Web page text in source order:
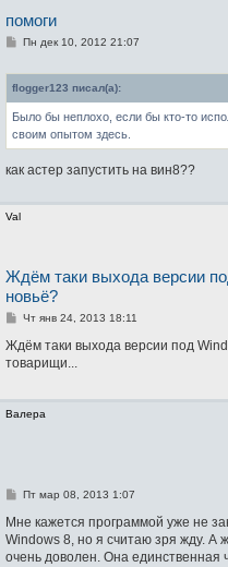
помоги
С
щ
е
н
и
Пн дек 10, 2012 21:07
flogger123 писал(а):
Было бы неплохо, если бы кто-то
своим опытом здесь.
как астер запустить на вин8??
Val
Ждём таки выхода версии
новьё?
С
о
б
щ
е
Чт янв 24, 2013 18:11
Ждём таки выхода версии под
товарищи...
Валера
С
о
б
щ
е
Пт мар 08, 2013 1:07
Мне кажется программой уже не
Windows 8, но я считаю зря жду. А
очень доволен. Она единственная